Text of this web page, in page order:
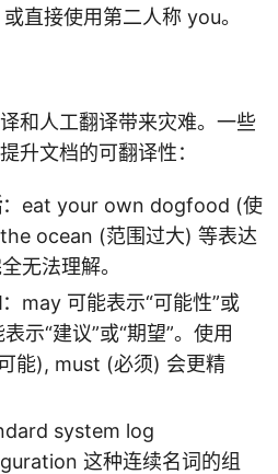
直接使用第二人称 you。
和人工翻译带来灾难。一些
升文档的可翻译性：
：eat your own dogfood (使
ocean (范围过大) 等表达
无法理解。
：may 可能表示“可能性”或
示“建议”或“期望”。使用
能), must (必须) 会更精
system log
这种连续名词的组